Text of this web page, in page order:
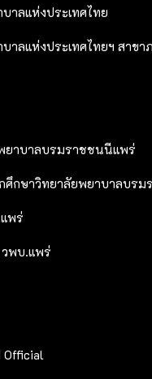
าลแห่งประเทศไทย
าลแห่งประเทศไทยฯ สาขา
ยาบาลบรมราชชนนีแพร่
กษาวิทยาลัยพยาบาลบร
พร่
พบ.แพร่
Official